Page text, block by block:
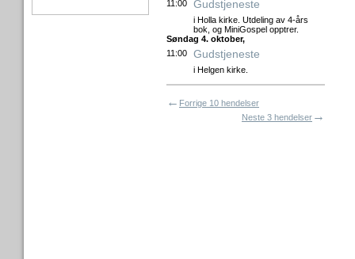
11:00
Gudstjeneste
i Holla kirke. Utdeling av 4-års
bok, og MiniGospel opptrer.
Søndag 4. oktober,
11:00
Gudstjeneste
i Helgen kirke.
← Forrige 10 hendelser
Neste 3 hendelser →